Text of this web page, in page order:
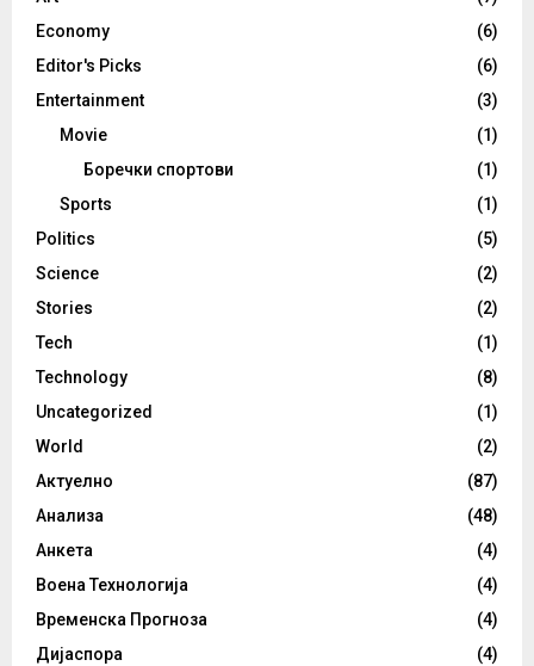
Economy
(6)
Editor's Picks
(6)
Entertainment
(3)
Movie
(1)
Боречки спортови
(1)
Sports
(1)
Politics
(5)
Science
(2)
Stories
(2)
Tech
(1)
Technology
(8)
Uncategorized
(1)
World
(2)
Актуелно
(87)
Анализа
(48)
Анкета
(4)
Воена Технологија
(4)
Временска Прогноза
(4)
Дијаспора
(4)